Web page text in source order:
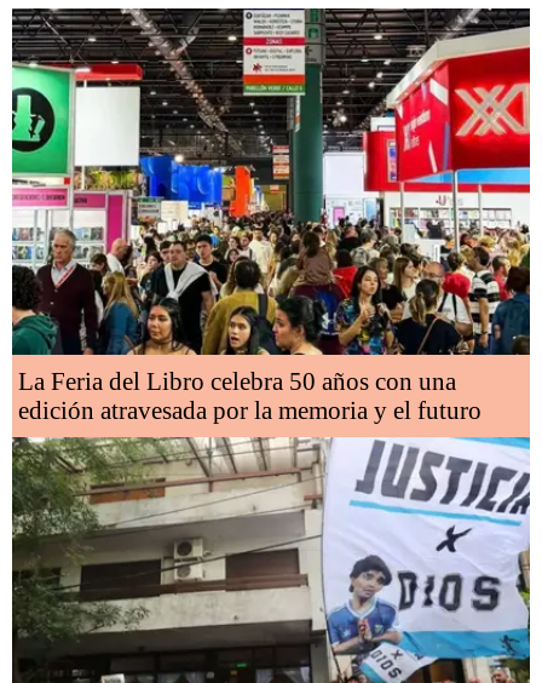
La Feria del Libro celebra 50 años con una
edición atravesada por la memoria y el futuro